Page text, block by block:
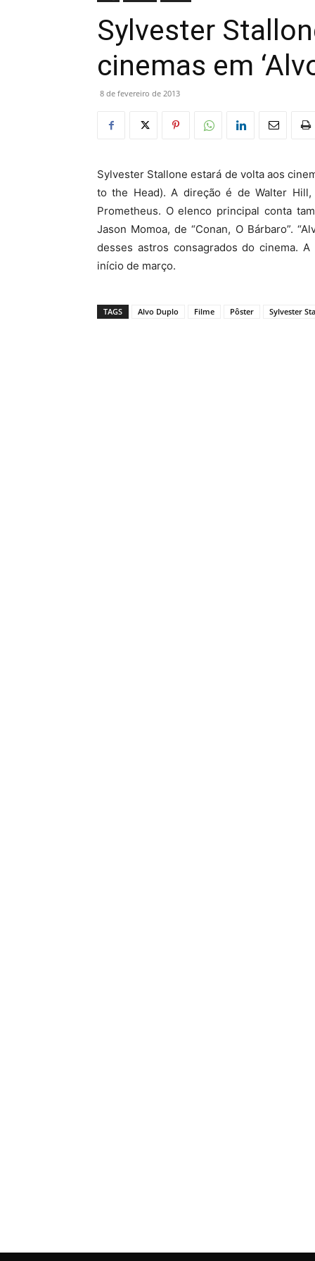
Sylvester
cinemas em
8 de fevereiro de 2013
Sylvester Stallone estará de volta aos
to the Head). A direção é de Walter
Prometheus. O elenco principal conta
Jason Momoa, de “Conan, O Bárbaro”.
desses astros consagrados do cinema.
início de março.
TAGS Alvo Duplo Filme Pôster Sylvester